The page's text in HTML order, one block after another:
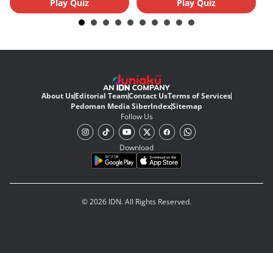
Play Quiz Play Quiz
About UsEditorial TeamContact UsTerms of Services
Pedoman Media SiberIndexSitemap
Follow Us
Download
© 2026 IDN. All Rights Reserved.